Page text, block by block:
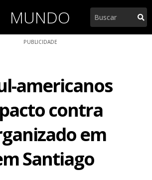
MUNDO Pesquisar
PUBLICIDADE
americanos
contra
em
Santiago